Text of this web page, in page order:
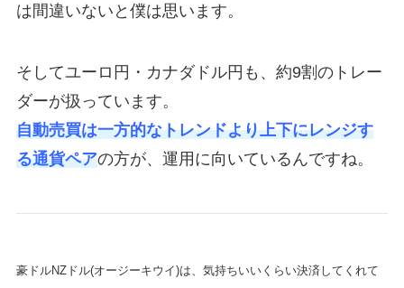
は間違いないと僕は思います。
そしてユーロ円・カナダドル円も、約9割のトレー
ダーが扱っています。
自動売買は一方的なトレンドより上下にレンジす
る通貨ペアの方が、運用に向いているんですね。
豪ドルNZドル(オージーキウイ)は、気持ちいいくらい決済してくれて